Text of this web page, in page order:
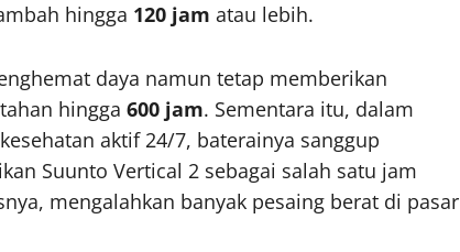
hingga 120 jam atau lebih.
daya namun tetap memberikan
hingga 600 jam. Sementara itu, dalam
aktif 24/7, baterainya sanggup
Suunto Vertical 2 sebagai salah satu jam
mengalahkan banyak pesaing berat di pasar